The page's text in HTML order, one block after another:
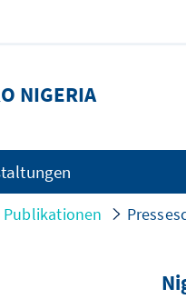
NIGERIA
Publikationen